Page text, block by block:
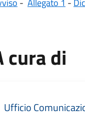
- Allegato 1 -
cura di
Ufficio